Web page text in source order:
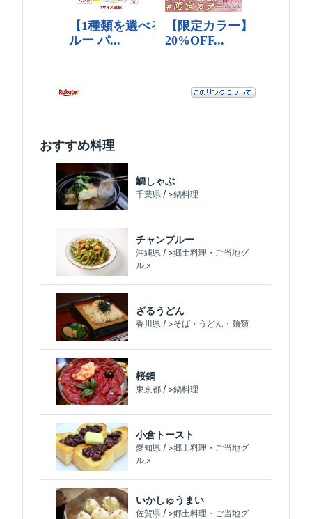
おすすめ料理
鯛しゃぶ
千葉県 / >鍋料理
チャンプルー
沖縄県 / >郷土料理・ご当地グ
ルメ
ざるうどん
香川県 / >そば・うどん・麺類
桜鍋
東京都 / >鍋料理
小倉トースト
愛知県 / >郷土料理・ご当地グ
ルメ
いかしゅうまい
佐賀県 / >郷土料理・ご当地グ